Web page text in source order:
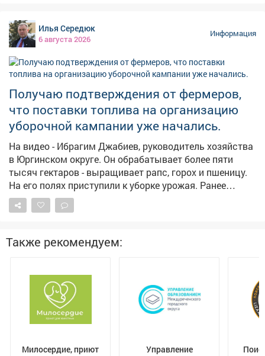
платил,а силовики не принимали мер, сообщает в
четверг областная прокуратура. – Должностными
лицами службы судебных приставов своевременно не
приняты исчерпывающие меры, направленные на
взыскание задолженности, – сказали в прокуратуре.
главного управления приставов в регионе. В
результате исполнительные действия
активизировались, должностное лицо привлекли к
дисциплинарной ответственности, а с бывшего мужа
взыскали 315 тысяч рублей по алиментам.
Прокуратура продолжит следить за тем, как
контролируется последующая выплата алиментов.
Илья Середюк
6 августа 2026
Информация
Получаю подтверждения от фермеров,
что поставки топлива на организацию
уборочной кампании уже начались.
На видео - Ибрагим Джабиев, руководитель хозяйства
в Юргинском округе. Он обрабатывает более пяти
тысяч гектаров - выращивает рапс, горох и пшеницу.
На его полях приступили к уборке урожая. Ранее
обращался к федеральному центру с просьбой
выделить региону дополнительные объемы солярки
поддержали, первые девять тысяч тонн горючего
прибыли в регион и распределяются кузбасским
Также рекомендуем:
Милосердие, приют
Управление